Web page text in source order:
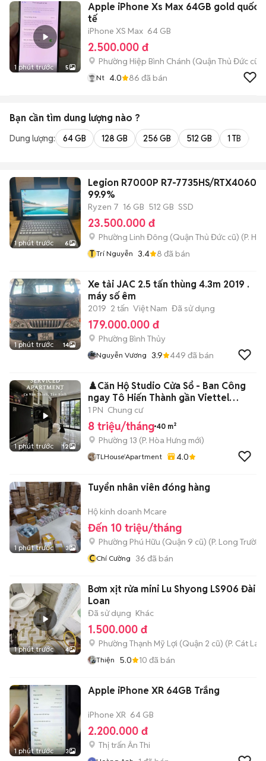
1 phút trước 5
Apple iPhone Xs Max 64GB gold quốc
tế
iPhone XS Max 64 GB
2.500.000 đ
Phường Hiệp Bình Chánh (Quận Thủ Đức cũ)
Nt 4.0 86 đã bán
Bạn cần tìm dung lượng nào ?
Dung lượng: 64 GB 128 GB 256 GB 512 GB 1 TB
1 phút trước 6
Legion R7000P R7-7735HS/RTX4060
99.9%
Ryzen 7 16 GB 512 GB SSD
23.500.000 đ
Phường Linh Đông (Quận Thủ Đức cũ) (P.
T Trí Nguyễn 3.4 8 đã bán
1 phút trước 14
Xe tải JAC 2.5 tấn thùng 4.3m 2019 .
máy số êm
2019 2 tấn Việt Nam Đã sử dụng
179.000.000 đ
Phường Bình Thủy
Nguyễn Vương 3.9 449 đã bán
1 phút trước 12
♟️Căn Hộ Studio Cửa Sổ - Ban Công
ngay Tô Hiến Thành gần Viettel
Tower
1 PN Chung cư
8 triệu/tháng 40 m²
Phường 13 (P. Hòa Hưng mới)
TLHouse’Apartment 4.0
1 phút trước 3
Tuyển nhân viên đóng hàng
Hộ kinh doanh Mcare
Đến 10 triệu/tháng
Phường Phú Hữu (Quận 9 cũ) (P. Long Trường
CChí Cường 36 đã bán
1 phút trước 4
Bơm xịt rửa mini Lu Shyong LS906 Đài
Loan
Đã sử dụng Khác
1.500.000 đ
Phường Thạnh Mỹ Lợi (Quận 2 cũ) (P. Cát Lái
Thiện 5.0 10 đã bán
1 phút trước 3
Apple iPhone XR 64GB Trắng
iPhone XR 64 GB
2.200.000 đ
Thị trấn Ân Thi